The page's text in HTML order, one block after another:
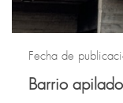
Fecha de
Barrio apilado